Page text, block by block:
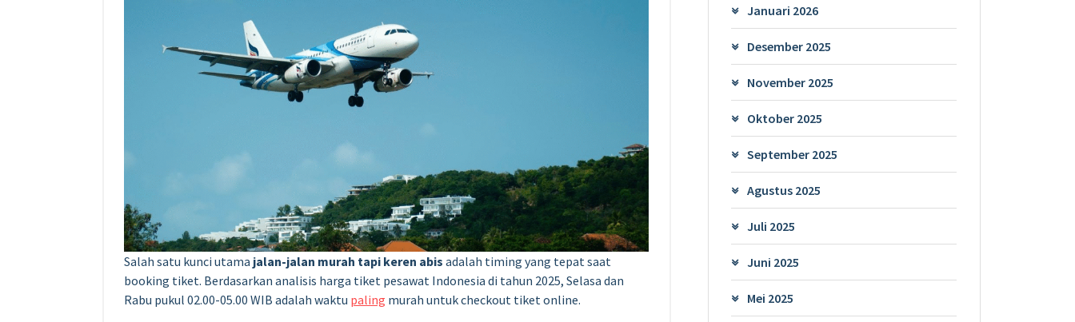
Salah satu kunci utama jalan-jalan murah tapi keren abis adalah timing yang tepat saat
booking tiket. Berdasarkan analisis harga tiket pesawat Indonesia di tahun 2025, Selasa dan
Rabu pukul 02.00-05.00 WIB adalah waktu paling murah untuk checkout tiket online.
Januari 2026
Desember 2025
November 2025
Oktober 2025
September 2025
Agustus 2025
Juli 2025
Juni 2025
Mei 2025